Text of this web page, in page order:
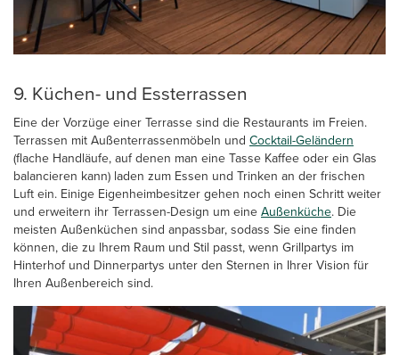
9. Küchen- und Essterrassen
Eine der Vorzüge einer Terrasse sind die Restaurants im Freien.
Terrassen mit Außenterrassenmöbeln und Cocktail-Geländern
(flache Handläufe, auf denen man eine Tasse Kaffee oder ein Glas
balancieren kann) laden zum Essen und Trinken an der frischen
Luft ein. Einige Eigenheimbesitzer gehen noch einen Schritt weiter
und erweitern ihr Terrassen-Design um eineAußenküche. Die
meisten Außenküchen sind anpassbar, sodass Sie eine finden
können, die zu Ihrem Raum und Stil passt, wenn Grillpartys im
Hinterhof und Dinnerpartys unter den Sternen in Ihrer Vision für
Ihren Außenbereich sind.